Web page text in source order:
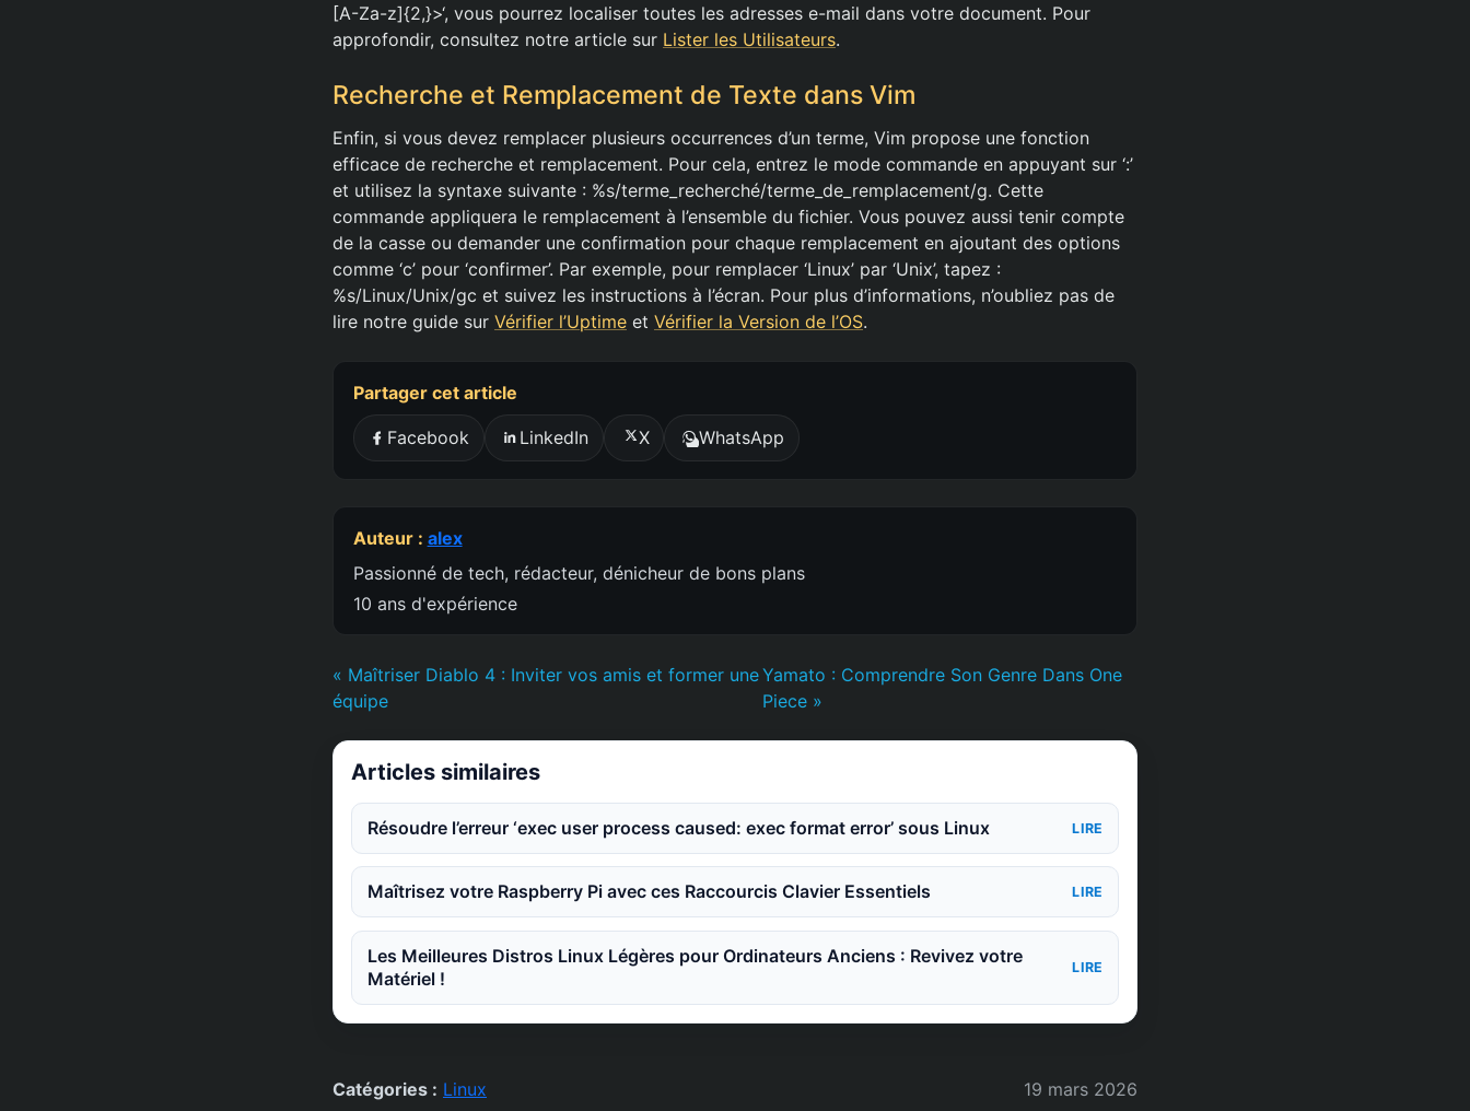
[A-Za-z]{2,}>‘, vous pourrez localiser toutes les adresses e-mail dans votre document. Pour
approfondir, consultez notre article sur Lister les Utilisateurs.
Recherche et Remplacement de Texte dans Vim
Enfin, si vous devez remplacer plusieurs occurrences d’un terme, Vim propose une fonction
efficace de recherche et remplacement. Pour cela, entrez le mode commande en appuyant sur ‘:’
et utilisez la syntaxe suivante : %s/terme_recherché/terme_de_remplacement/g. Cette
commande appliquera le remplacement à l’ensemble du fichier. Vous pouvez aussi tenir compte
de la casse ou demander une confirmation pour chaque remplacement en ajoutant des options
comme ‘c’ pour ‘confirmer’. Par exemple, pour remplacer ‘Linux’ par ‘Unix’, tapez :
%s/Linux/Unix/gc et suivez les instructions à l’écran. Pour plus d’informations, n’oubliez pas de
lire notre guide sur Vérifier l’Uptime et Vérifier la Version de l’OS.
Partager cet article
Facebook LinkedIn X WhatsApp
Auteur : alex
Passionné de tech, rédacteur, dénicheur de bons plans
10 ans d'expérience
« Maîtriser Diablo 4 : Inviter vos amis et former une
équipe
Yamato : Comprendre Son Genre Dans One
Piece »
Articles similaires
Résoudre l’erreur ‘exec user process caused: exec format error’ sous Linux LIRE
Maîtrisez votre Raspberry Pi avec ces Raccourcis Clavier Essentiels LIRE
Les Meilleures Distros Linux Légères pour Ordinateurs Anciens : Revivez votre
Matériel !
LIRE
Catégories : Linux 19 mars 2026